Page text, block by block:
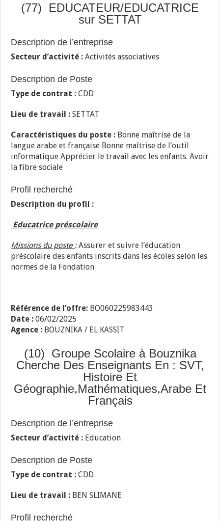
(77) EDUCATEUR/EDUCATRICE
sur SETTAT
Description de l’entreprise
Secteur d’activité : Activités associatives
Description de Poste
Type de contrat :CDD
Lieu de travail : SETTAT
Caractéristiques du poste : Bonne maîtrise de la
langue arabe et française Bonne maîtrise de l’outil
informatique Apprécier le travail avec les enfants. Avoir
la fibre sociale
Profil recherché
Description du profil :
Educatricepréscolaire
Missions du poste :Assurer et suivre l’éducation
préscolaire des enfants inscrits dans les écoles selon les
normes de la Fondation
Référence de l’offre: BO060225983443
Date :06/02/2025
Agence : BOUZNIKA / EL KASSIT
(10) Groupe Scolaire à Bouznika
Cherche Des Enseignants En : SVT,
Histoire Et
Géographie,Mathématiques,Arabe Et
Français
Description de l’entreprise
Secteur d’activité : Education
Description de Poste
Type de contrat :CDD
Lieu de travail : BEN SLIMANE
Profil recherché